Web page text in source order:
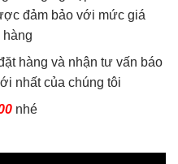
đảm bảo với mức giá
hàng
hàng và nhận tư vấn báo
nhất của chúng tôi
nhé